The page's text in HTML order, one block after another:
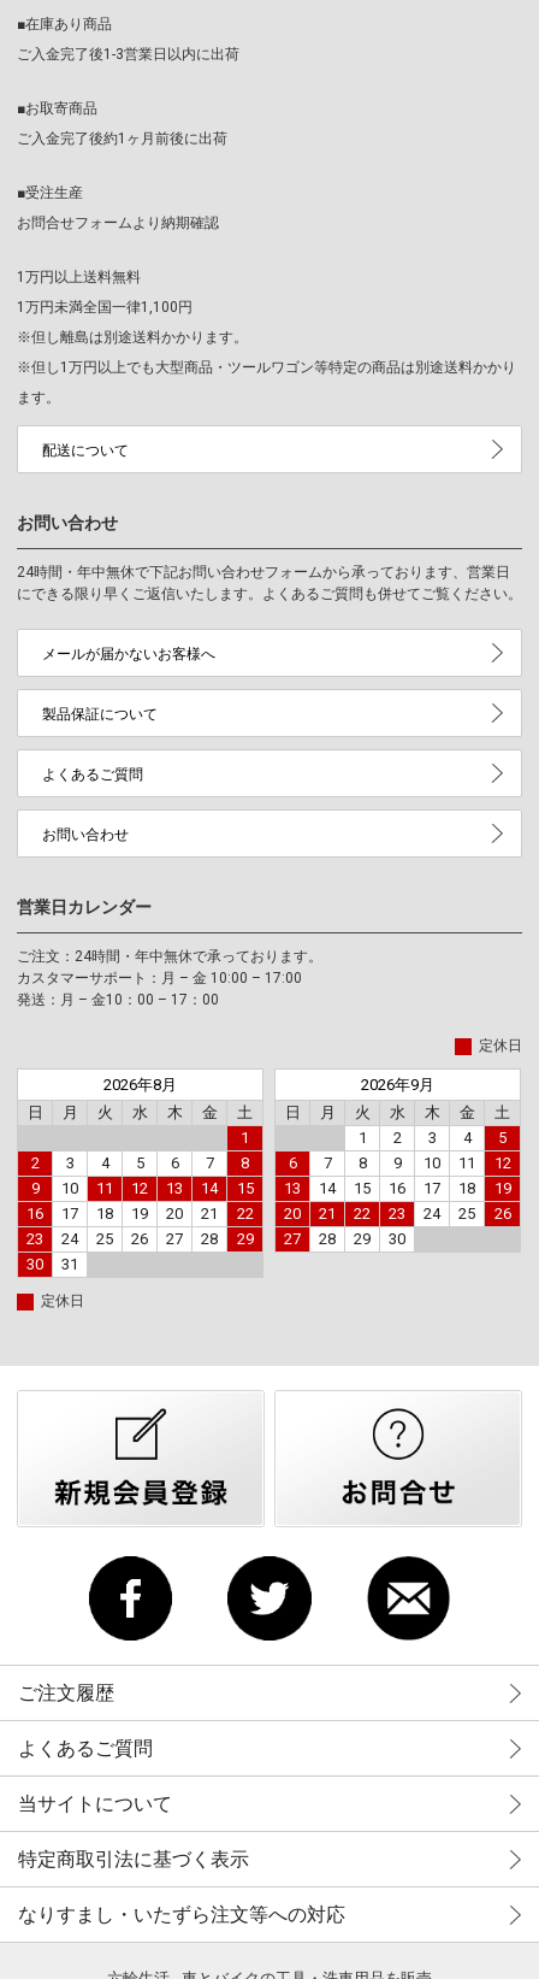
■在庫あり商品
ご入金完了後1-3営業日以内に出荷
■お取寄商品
ご入金完了後約1ヶ月前後に出荷
■受注生産
お問合せフォームより納期確認
1万円以上送料無料
1万円未満全国一律1,100円
※但し離島は別途送料かかります。
※但し1万円以上でも大型商品・ツールワゴン等特定の商品は別途送料かかり
ます。
配送について
お問い合わせ
24時間・年中無休で下記お問い合わせフォームから承っております、営業日
にできる限り早くご返信いたします。よくあるご質問も併せてご覧ください。
メールが届かないお客様へ
製品保証について
よくあるご質問
お問い合わせ
営業日カレンダー
ご注文：24時間・年中無休で承っております。
カスタマーサポート：月 – 金 10:00 – 17:00
発送：月 – 金10：00 – 17：00
定休日
2026年8月
日
月 火 水 木 金
土
1
2
3 4 5 6 7
8
9
10 11 12 13 14
15
16
17 18 19 20 21
22
23
24 25 26 27 28
29
30
31
2026年9月
日
月 火 水 木 金
土
1
2 3 4
5
6
7 8 9 10 11
12
13
14 15 16 17 18
19
20
21 22 23 24 25
26
27
28 29 30
定休日
ご注文履歴
よくあるご質問
当サイトについて
特定商取引法に基づく表示
なりすまし・いたずら注文等への対応